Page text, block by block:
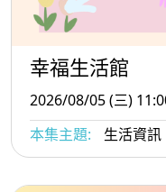
幸福生活館
2026/08/05 (三)
本集主題:
生活資訊